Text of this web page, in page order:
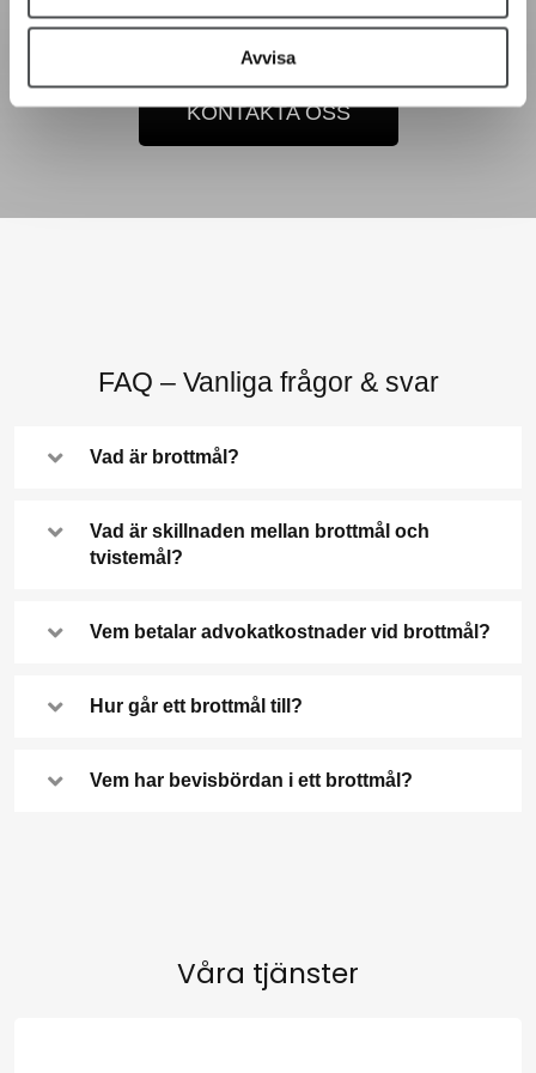
Avvisa
info@gillstromadvokat.se
KONTAKTA OSS
FAQ – Vanliga frågor & svar
Vad är brottmål?
Vad är skillnaden mellan brottmål och
tvistemål?
Vem betalar advokatkostnader vid brottmål?
Hur går ett brottmål till?
Vem har bevisbördan i ett brottmål?
Våra tjänster